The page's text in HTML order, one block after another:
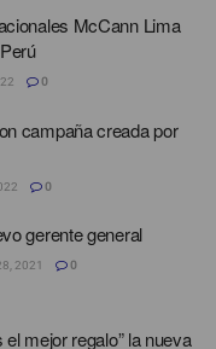
McCann Lima
0
campaña creada por
0
gerente general
2021 0
mejor regalo” la nueva